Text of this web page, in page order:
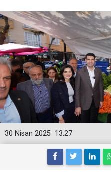
13:27
30 Nisan 2025